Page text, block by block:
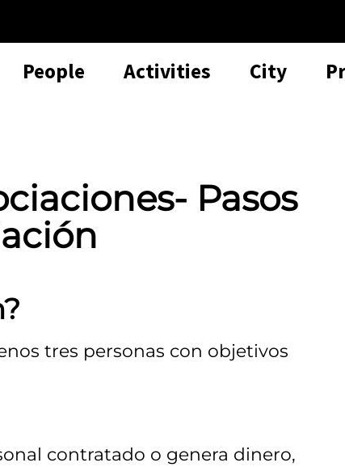
People Activities City
Pasos
tres personas con objetivos
contratado o genera dinero,